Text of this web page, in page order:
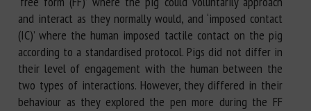
and interact as they normally would, and ‘imposed contact
(IC)’ where the human imposed tactile contact on the pig
according to a standardised protocol. Pigs did not differ in
their level of engagement with the human between the
two types of interactions. However, they differed in their
behaviour as they explored the pen more during the FF